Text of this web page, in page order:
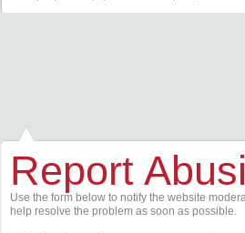
Report
Use the form below to notify the website
help resolve the problem as soon as possible.